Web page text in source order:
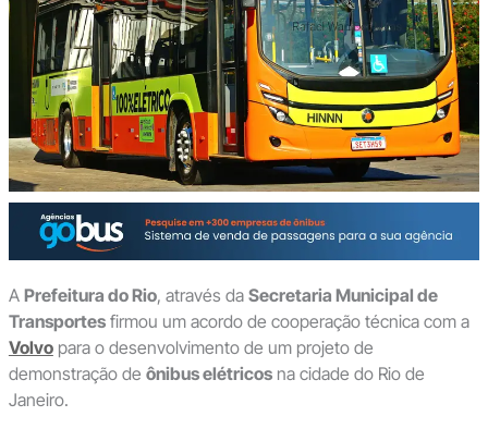
A Prefeitura do Rio, através da Secretaria Municipal de
Transportesfirmou um acordo de cooperação técnica com a
Volvopara o desenvolvimento de um projeto de
demonstração de ônibus elétricosna cidade do Rio de
Janeiro.